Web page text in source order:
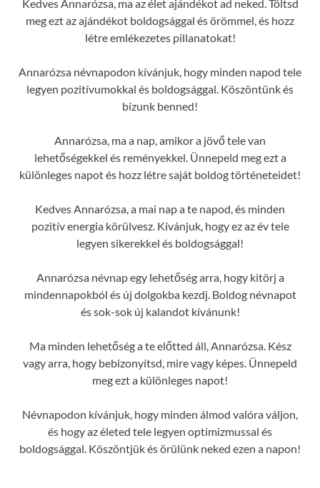
Kedves Annarózsa, ma az élet ajándékot ad neked. Töltsd
meg ezt az ajándékot boldogsággal és örömmel, és hozz
létre emlékezetes pillanatokat!
Annarózsa névnapodon kívánjuk, hogy minden napod tele
legyen pozitívumokkal és boldogsággal. Köszöntünk és
bízunk benned!
Annarózsa, ma a nap, amikor a jövő tele van
lehetőségekkel és reményekkel. Ünnepeld meg ezt a
különleges napot és hozz létre saját boldog történeteidet!
Kedves Annarózsa, a mai nap a te napod, és minden
pozitív energia körülvesz. Kívánjuk, hogy ez az év tele
legyen sikerekkel és boldogsággal!
Annarózsa névnap egy lehetőség arra, hogy kitörj a
mindennapokból és új dolgokba kezdj. Boldog névnapot
és sok-sok új kalandot kívánunk!
Ma minden lehetőség a te előtted áll, Annarózsa. Kész
vagy arra, hogy bebizonyítsd, mire vagy képes. Ünnepeld
meg ezt a különleges napot!
Névnapodon kívánjuk, hogy minden álmod valóra váljon,
és hogy az életed tele legyen optimizmussal és
boldogsággal. Köszöntjük és örülünk neked ezen a napon!